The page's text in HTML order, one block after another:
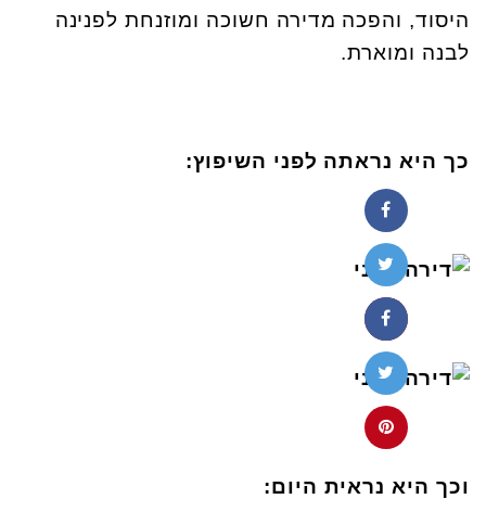
היסוד, והפכה מדירה חשוכה ומוזנחת לפנינה
לבנה ומוארת.
כך היא נראתה לפני השיפוץ:
וכך היא נראית היום: